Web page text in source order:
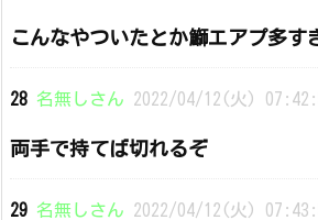
こんなやついたとか鰤エアプ多す
28 名無しさん 2022/04/12(火)
両手で持てば切れるぞ
29 名無しさん 2022/04/12(火)